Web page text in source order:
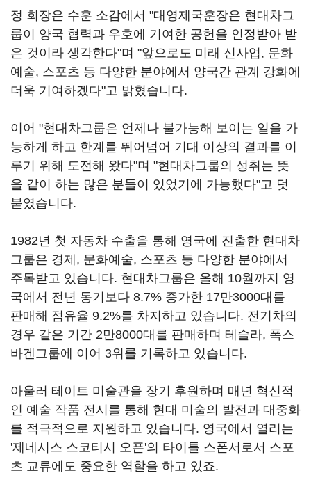
정 회장은 수훈 소감에서 "대영제국훈장은 현대차그
룹이 양국 협력과 우호에 기여한 공헌을 인정받아 받
은 것이라 생각한다"며 "앞으로도 미래 신사업, 문화
예술, 스포츠 등 다양한 분야에서 양국간 관계 강화에
더욱 기여하겠다"고 밝혔습니다.
이어 "현대차그룹은 언제나 불가능해 보이는 일을 가
능하게 하고 한계를 뛰어넘어 기대 이상의 결과를 이
루기 위해 도전해 왔다"며 "현대차그룹의 성취는 뜻
을 같이 하는 많은 분들이 있었기에 가능했다"고 덧
붙였습니다.
1982년 첫 자동차 수출을 통해 영국에 진출한 현대차
그룹은 경제, 문화예술, 스포츠 등 다양한 분야에서
주목받고 있습니다. 현대차그룹은 올해 10월까지 영
국에서 전년 동기보다 8.7% 증가한 17만3000대를
판매해 점유율 9.2%를 차지하고 있습니다. 전기차의
경우 같은 기간 2만8000대를 판매하며 테슬라, 폭스
바겐그룹에 이어 3위를 기록하고 있습니다.
아울러 테이트 미술관을 장기 후원하며 매년 혁신적
인 예술 작품 전시를 통해 현대 미술의 발전과 대중화
를 적극적으로 지원하고 있습니다. 영국에서 열리는
'제네시스 스코티시 오픈'의 타이틀 스폰서로서 스포
츠 교류에도 중요한 역할을 하고 있죠.